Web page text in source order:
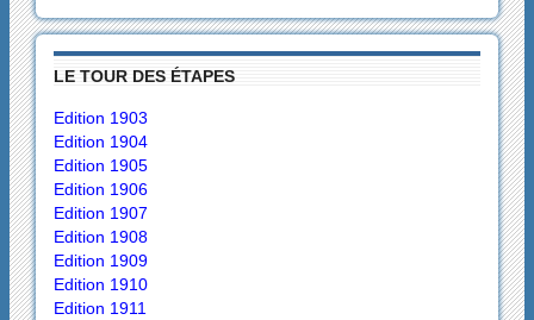
LE TOUR DES ÉTAPES
Edition 1903
Edition 1904
Edition 1905
Edition 1906
Edition 1907
Edition 1908
Edition 1909
Edition 1910
Edition 1911